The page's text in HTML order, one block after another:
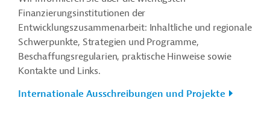
Finanzierungsinstitutionen der
Entwicklungszusammenarbeit: Inhaltliche und regionale
Schwerpunkte, Strategien und Programme,
Beschaffungsregularien, praktische Hinweise sowie
Kontakte und Links.
Internationale Ausschreibungen und Projekte